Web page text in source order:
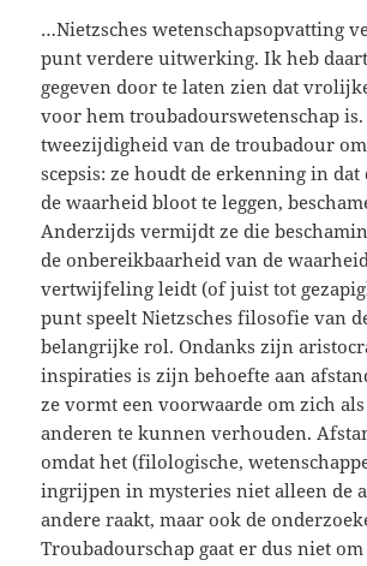
…Nietzsches wetenschapsopvatting
punt verdere uitwerking. Ik heb
gegeven door te laten zien dat
voor hem troubadourswetenschap is.
tweezijdigheid van de troubadour
scepsis: ze houdt de erkenning in dat
de waarheid bloot te leggen,
Anderzijds vermijdt ze die
de onbereikbaarheid van de
vertwijfeling leidt (of juist tot
punt speelt Nietzsches filosofie van
belangrijke rol. Ondanks zijn
inspiraties is zijn behoefte aan
ze vormt een voorwaarde om zich
anderen te kunnen verhouden.
omdat het (filologische,
ingrijpen in mysteries niet alleen de
andere raakt, maar ook de
Troubadourschap gaat er dus niet